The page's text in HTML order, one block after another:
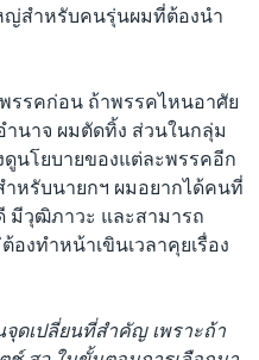
ญ่สำหรับคนรุ่นผมที่ต้องนำ
รรคก่อน ถ้าพรรคไหนอาศัย
ำนาจ ผมตัดทิ้ง ส่วนในกลุ่ม
นโยบายของแต่ละพรรคอีก
ำหรับนายกฯ ผมอยากได้คนที่
วุฒิภาวะ และสามารถ
องทำหน้าเขินเวลาคุยเรื่อง
จุดเปลี่ยนที่สำคัญ เพราะถ้า